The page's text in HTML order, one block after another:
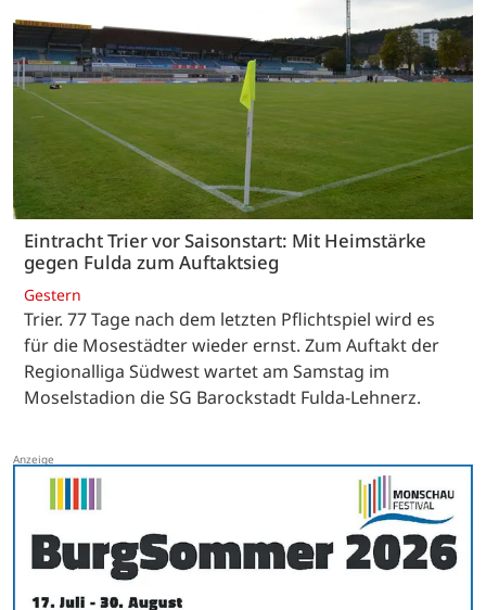
Eintracht Trier vor Saisonstart: Mit Heimstärke
gegen Fulda zum Auftaktsieg
Gestern
Trier. 77 Tage nach dem letzten Pflichtspiel wird es
für die Mosestädter wieder ernst. Zum Auftakt der
Regionalliga Südwest wartet am Samstag im
Moselstadion die SG Barockstadt Fulda-Lehnerz.